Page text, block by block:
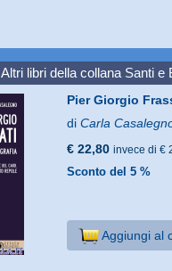
Altri libri della collana Santi e
Pier Giorgio
diCarla
€ 22,80 invece di €
Sconto del 5 %
Aggiungi al